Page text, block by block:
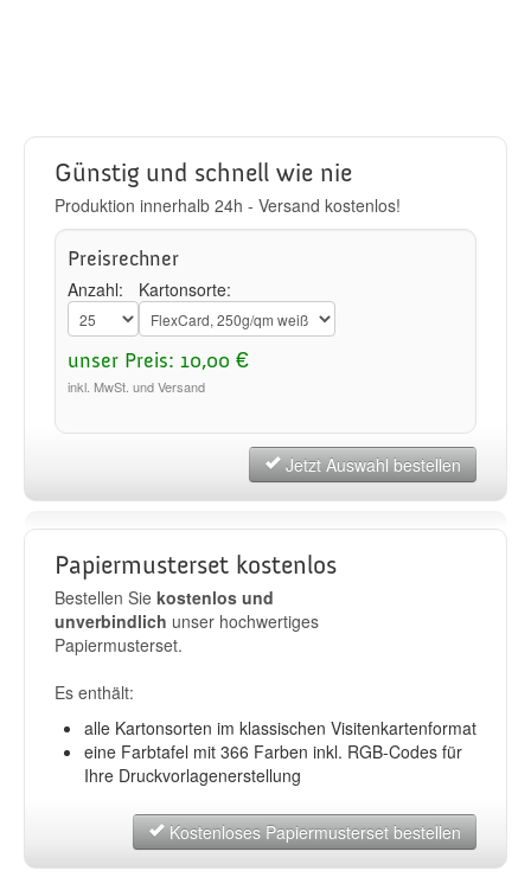
Günstig und schnell wie nie
Produktion innerhalb 24h - Versand kostenlos!
Preisrechner
Anzahl: Kartonsorte:
unser Preis: 10,00 €
inkl. MwSt. und Versand
Jetzt Auswahl bestellen
Papiermusterset kostenlos
Bestellen Sie kostenlos und
unverbindlich unser hochwertiges
Papiermusterset.
Es enthält:
alle Kartonsorten im klassischen Visitenkartenformat
eine Farbtafel mit 366 Farben inkl. RGB-Codes für
Ihre Druckvorlagenerstellung
Kostenloses Papiermusterset bestellen